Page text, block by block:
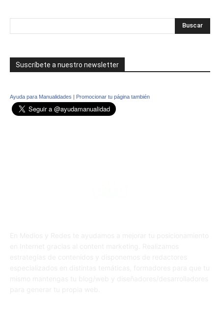
Suscríbete a nuestro newsletter
Ayuda para Manualidades | Promocionar tu página también